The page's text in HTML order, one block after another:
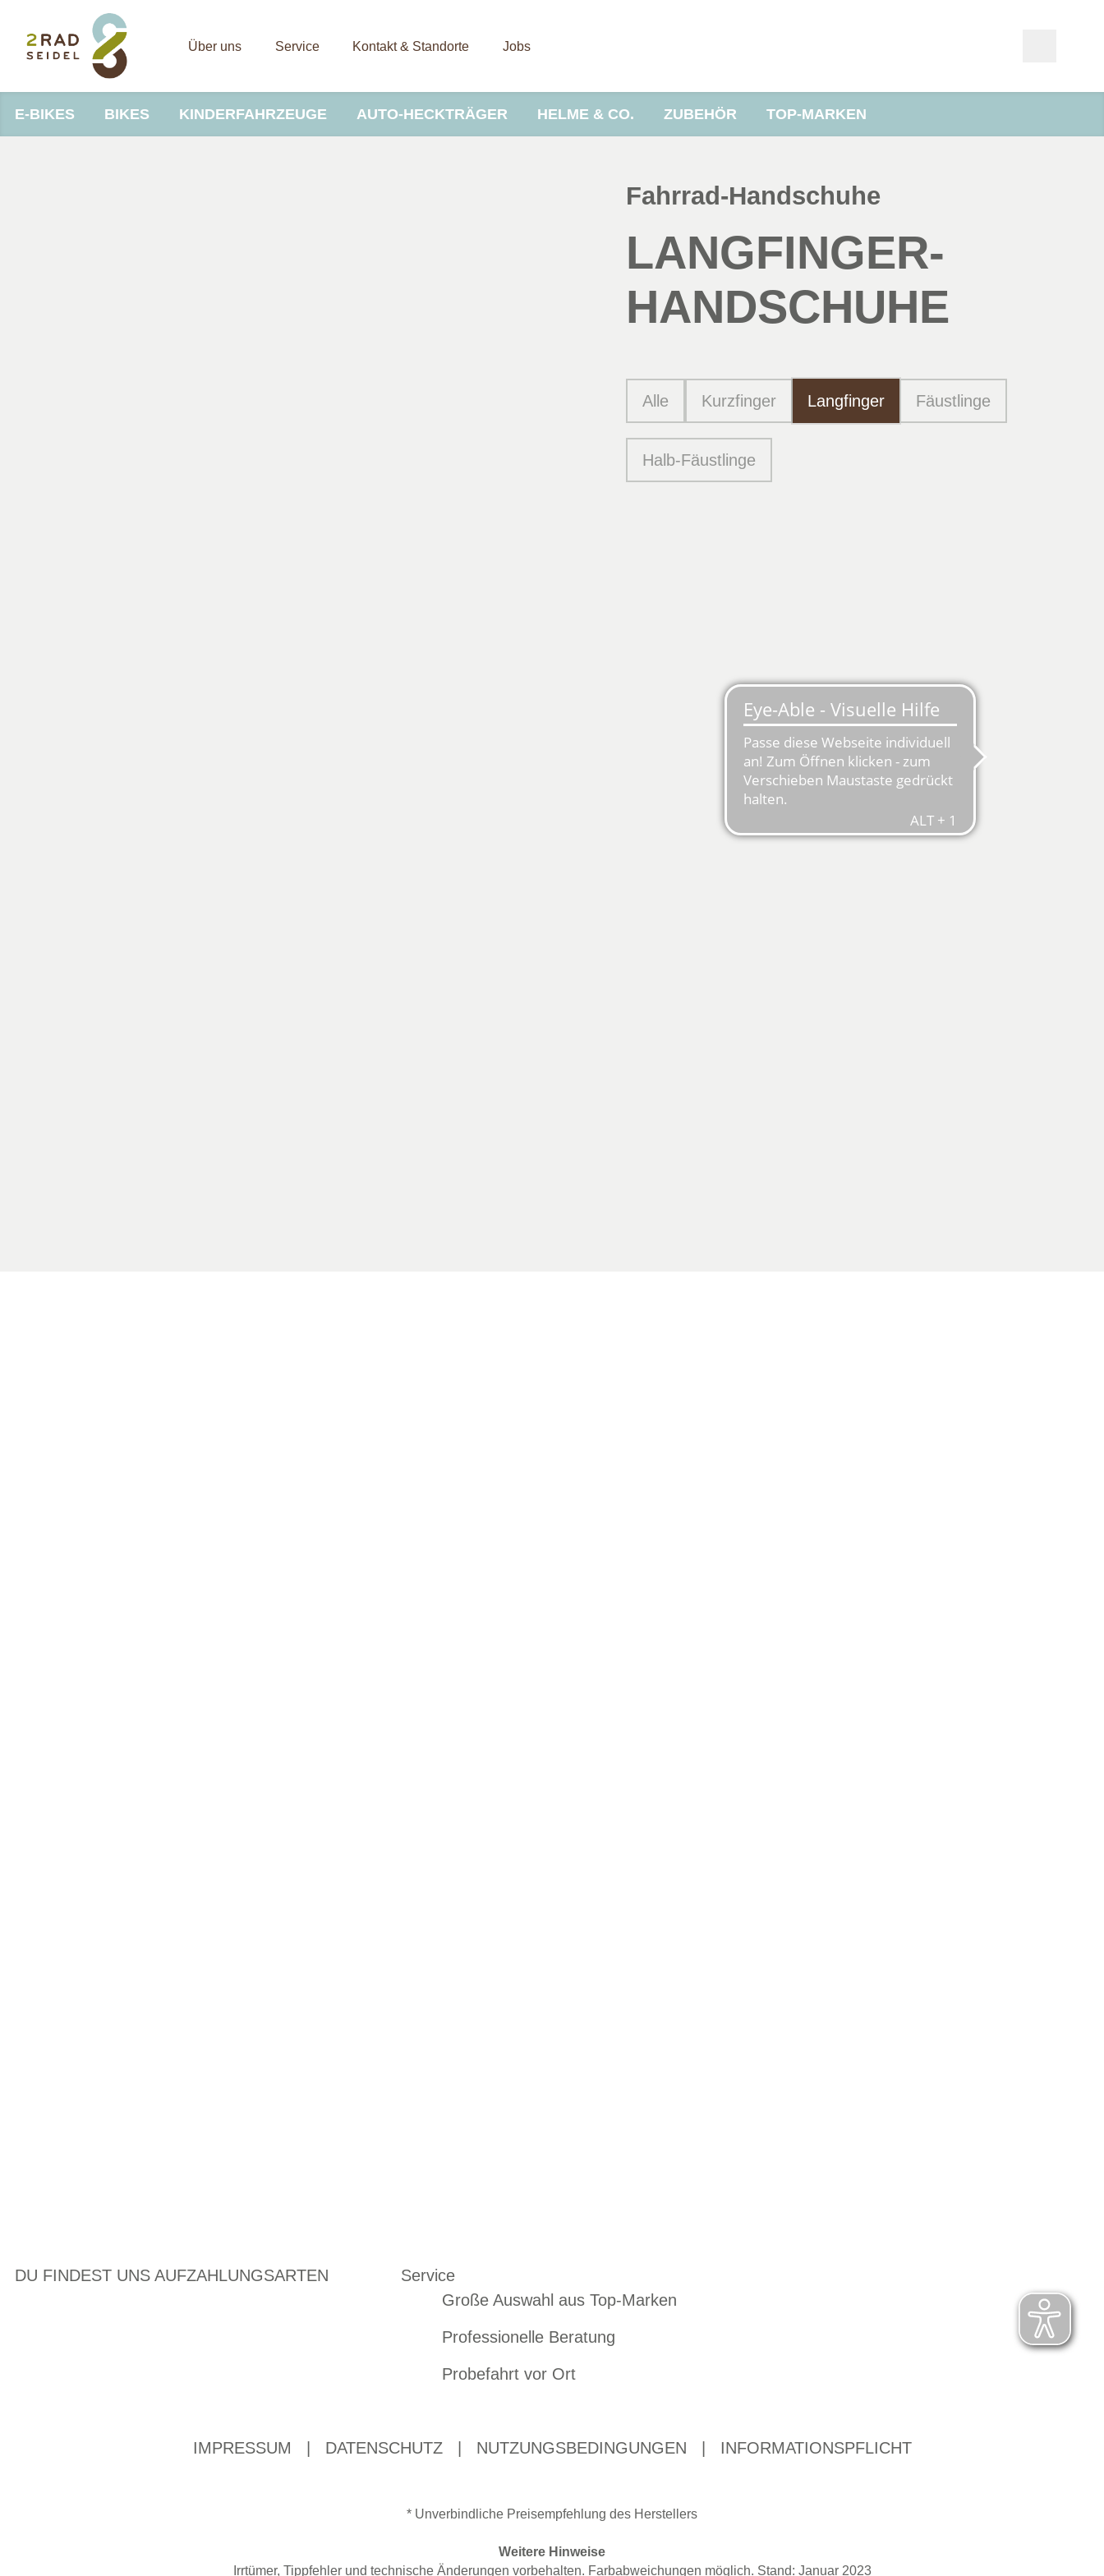
Über uns Service Kontakt & Standorte Jobs
E-BIKES BIKES KINDERFAHRZEUGE AUTO-HECKTRÄGER HELME & CO. ZUBEHÖR TOP-MARKEN
Fahrrad-Handschuhe
LANGFINGER­
HANDSCHUHE
Alle Kurzfinger Langfinger Fäustlinge
Halb-Fäustlinge
DU FINDEST UNS AUFZAHLUNGSARTEN
Service
Große Auswahl aus Top-Marken
Professionelle Beratung
Probefahrt vor Ort
IMPRESSUM DATENSCHUTZ NUTZUNGSBEDINGUNGEN INFORMATIONSPFLICHT
* Unverbindliche Preisempfehlung des Herstellers
Weitere Hinweise
Irrtümer, Tippfehler und technische Änderungen vorbehalten. Farbabweichungen möglich. Stand: Januar 2023